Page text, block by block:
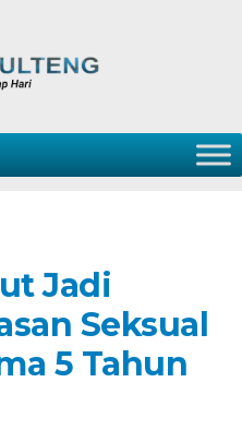
Jadi
Seksual
5 Tahun